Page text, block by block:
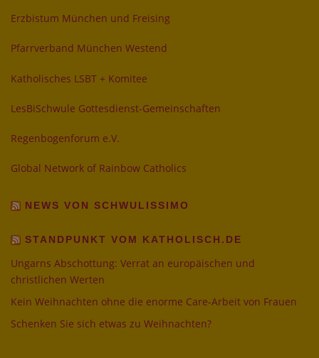
Erzbistum München und Freising
Pfarrverband München Westend
Katholisches LSBT + Komitee
LesBiSchwule Gottesdienst-Gemeinschaften
Regenbogenforum e.V.
Global Network of Rainbow Catholics
NEWS VON SCHWULISSIMO
STANDPUNKT VOM KATHOLISCH.DE
Ungarns Abschottung: Verrat an europäischen und
christlichen Werten
Kein Weihnachten ohne die enorme Care-Arbeit von Frauen
Schenken Sie sich etwas zu Weihnachten?